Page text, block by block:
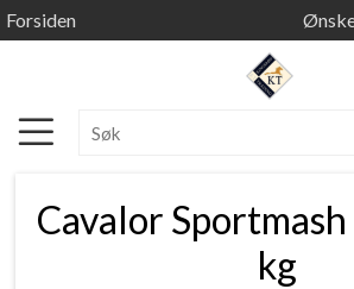
Forsiden
Cavalor Sportmash
kg